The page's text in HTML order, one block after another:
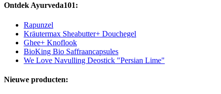
Ontdek Ayurveda101:
Rapunzel
Kräutermax Sheabutter+ Douchegel
Ghee+ Knoflook
BioKing Bio Saffraancapsules
We Love Navulling Deostick "Persian Lime"
Nieuwe producten: